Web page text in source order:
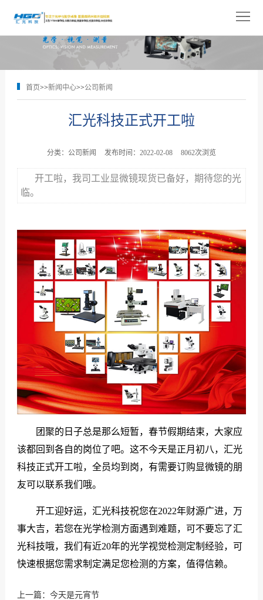
首页>>新闻中心>>公司新闻
汇光科技正式开工啦
分类：公司新闻 发布时间：2022-02-08 8062次浏览
开工啦，我司工业显微镜现货已备好，期待您的光
临。
团聚的日子总是那么短暂，春节假期结束，大家应
该都回到各自的岗位了吧。这不今天是正月初八，汇光
科技正式开工啦，全员均到岗，有需要订购显微镜的朋
友可以联系我们哦。
开工迎好运，汇光科技祝您在2022年财源广进，万
事大吉，若您在光学检测方面遇到难题，可不要忘了汇
光科技哦，我们有近20年的光学视觉检测定制经验，可
快速根据您需求制定满足您检测的方案，值得信赖。
上一篇： 今天是元宵节